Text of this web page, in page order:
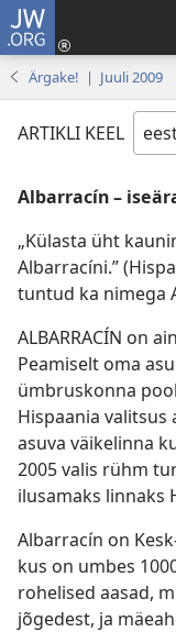
JW.ORG
Ärgake! | Juuli 2009
ARTIKLI KEEL
Albarracín –
„Külasta üht
Albarracíni.”
tuntud ka nimega
ALBARRACÍN on
Peamiselt oma
ümbruskonna
Hispaania valitsus
asuva väikelinna
2005 valis rühm
ilusamaks linnaks
Albarracín on
kus on umbes
rohelised aasad,
jõgedest, ja